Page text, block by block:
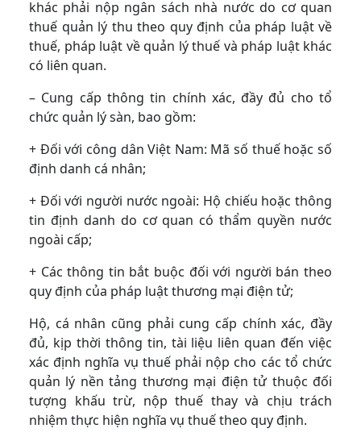
khác phải nộp ngân sách nhà nước do cơ quan
thuế quản lý thu theo quy định của pháp luật về
thuế, pháp luật về quản lý thuế và pháp luật khác
có liên quan.
– Cung cấp thông tin chính xác, đầy đủ cho tổ
chức quản lý sàn, bao gồm:
+ Đối với công dân Việt Nam: Mã số thuế hoặc số
định danh cá nhân;
+ Đối với người nước ngoài: Hộ chiếu hoặc thông
tin định danh do cơ quan có thẩm quyền nước
ngoài cấp;
+ Các thông tin bắt buộc đối với người bán theo
quy định của pháp luật thương mại điện tử;
Hộ, cá nhân cũng phải cung cấp chính xác, đầy
đủ, kịp thời thông tin, tài liệu liên quan đến việc
xác định nghĩa vụ thuế phải nộp cho các tổ chức
quản lý nền tảng thương mại điện tử thuộc đối
tượng khấu trừ, nộp thuế thay và chịu trách
nhiệm thực hiện nghĩa vụ thuế theo quy định.